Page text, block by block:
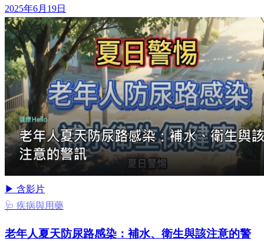
2025年6月19日
▶ 含影片
🩺 疾病與用藥
老年人夏天防尿路感染：補水、衛生與該注意的警